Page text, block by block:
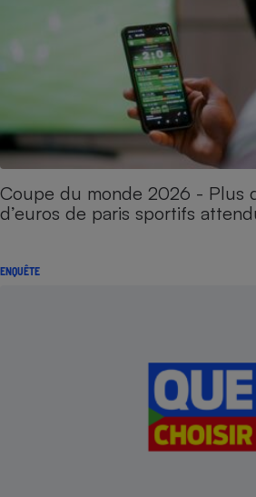
Coupe du monde 2026 - Plus
d’euros de paris sportifs
ENQUÊTE